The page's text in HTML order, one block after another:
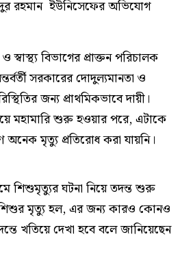
রহমান ইউনিসেফের অভিযোগ
স্বাস্থ্য বিভাগের প্রাক্তন পরিচালক
সরকারের দোদুল্যমানতা ও
জন্য প্রাথমিকভাবে দায়ী।
মহামারি শুরু হওয়ার পরে, এটাকে
অনেক মৃত্যু প্রতিরোধ করা যায়নি।
শিশুমৃত্যুর ঘটনা নিয়ে তদন্ত শুরু
মৃত্যু হল, এর জন্য কারও কোনও
খতিয়ে দেখা হবে বলে জানিয়েছেন